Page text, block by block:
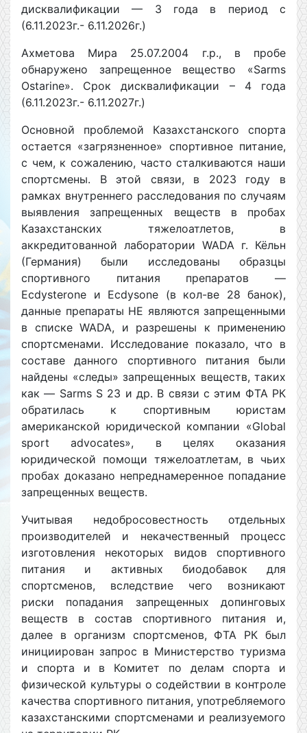
дисквалификации — 3 года в период с
(6.11.2023г.- 6.11.2026г.)
Ахметова Мира 25.07.2004 г.р., в пробе
обнаружено запрещенное вещество «Sarms
Ostarine». Срок дисквалификации – 4 года
(6.11.2023г.- 6.11.2027г.)
Основной проблемой Казахстанского спорта
остается «загрязненное» спортивное питание,
с чем, к сожалению, часто сталкиваются наши
спортсмены. В этой связи, в 2023 году в
рамках внутреннего расследования по случаям
выявления запрещенных веществ в пробах
Казахстанских тяжелоатлетов, в
аккредитованной лаборатории WADA г. Кёльн
(Германия) были исследованы образцы
спортивного питания препаратов —
Ecdysterone и Ecdysone (в кол-ве 28 банок),
данные препараты НЕ являются запрещенными
в списке WADA, и разрешены к применению
спортсменами. Исследование показало, что в
составе данного спортивного питания были
найдены «следы» запрещенных веществ, таких
как — Sarms S 23 и др. В связи с этим ФТА РК
обратилась к спортивным юристам
американской юридической компании «Global
sport advocates», в целях оказания
юридической помощи тяжелоатлетам, в чьих
пробах доказано непреднамеренное попадание
запрещенных веществ.
Учитывая недобросовестность отдельных
производителей и некачественный процесс
изготовления некоторых видов спортивного
питания и активных биодобавок для
спортсменов, вследствие чего возникают
риски попадания запрещенных допинговых
веществ в состав спортивного питания и,
далее в организм спортсменов, ФТА РК был
инициирован запрос в Министерство туризма
и спорта и в Комитет по делам спорта и
физической культуры о содействии в контроле
качества спортивного питания, употребляемого
казахстанскими спортсменами и реализуемого